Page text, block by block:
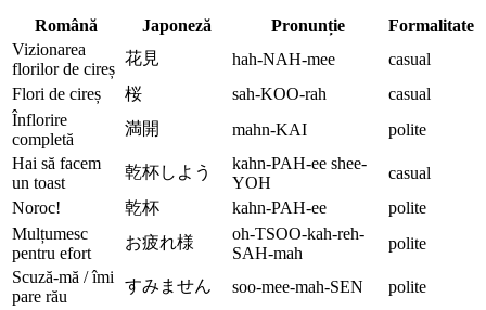
Română Japoneză Pronunție
Formalitate
Vizionarea
florilor de cireș
花見 hah-NAH-mee
casual
Flori de cireș
桜 sah-KOO-rah
casual
Înflorire
completă
満開 mahn-KAI
polite
Hai să facem
un toast
乾杯しよう
kahn-PAH-ee shee-
YOH
casual
Noroc!
乾杯 kahn-PAH-ee
polite
Mulțumesc
pentru efort
お疲れ様
oh-TSOO-kah-reh-
SAH-mah
polite
Scuză-mă / îmi
pare rău
すみません soo-mee-mah-SEN
polite